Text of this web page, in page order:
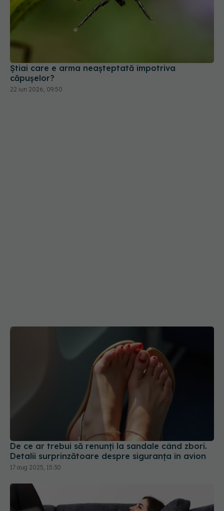
Știai care e arma neașteptată împotriva
22 iun 2026, 09:50
De ce ar trebui să renunți la sandale când zbori.
Detalii surprinzătoare despre siguranța în avion
17 aug 2025, 15:30